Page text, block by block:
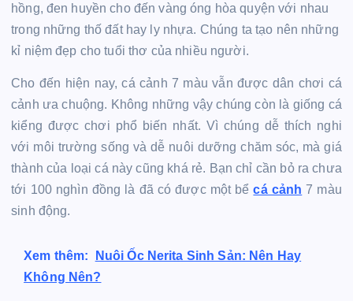
hồng, đen huyền cho đến vàng óng hòa quyện với nhau
trong những thố đất hay ly nhựa. Chúng ta tạo nên những
kỉ niệm đẹp cho tuổi thơ của nhiều người.
Cho đến hiện nay, cá cảnh 7 màu vẫn được dân chơi cá
cảnh ưa chuộng. Không những vậy chúng còn là giống cá
kiểng được chơi phổ biến nhất. Vì chúng dễ thích nghi
với môi trường sống và dễ nuôi dưỡng chăm sóc, mà giá
thành của loại cá này cũng khá rẻ. Bạn chỉ cần bỏ ra chưa
tới 100 nghìn đồng là đã có được một bểcá cảnh 7 màu
sinh động.
Xem thêm:
Nuôi Ốc Nerita Sinh Sản: Nên Hay
Không Nên?